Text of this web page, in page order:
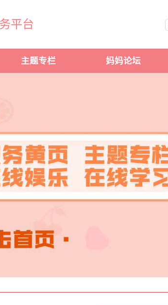
平台
主题专栏 妈妈论坛